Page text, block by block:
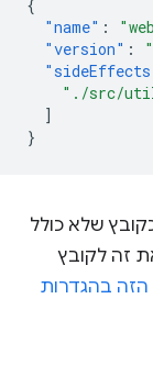
{
"name" :
"version" :
"./src/
]
}
שלא כולל
זה לקובץ
הזה בהגדרות